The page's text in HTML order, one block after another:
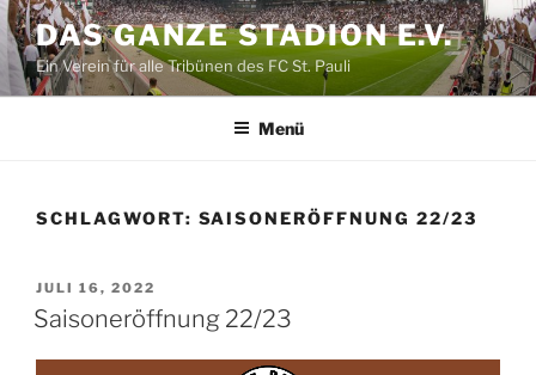
Zum
Inhalt
springen
DAS GANZE STADION E.V.
Ein Verein für alle Tribünen des FC St. Pauli
Menü
SCHLAGWORT: SAISONERÖFFNUNG 22/23
VERÖFFENTLICHT
AM
JULI 16, 2022
Saisoneröffnung 22/23